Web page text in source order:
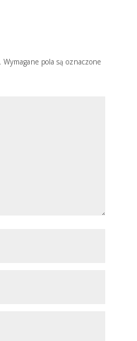
Wymagane pola są oznaczone